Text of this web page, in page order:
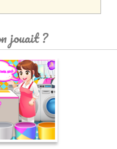
jouait ?